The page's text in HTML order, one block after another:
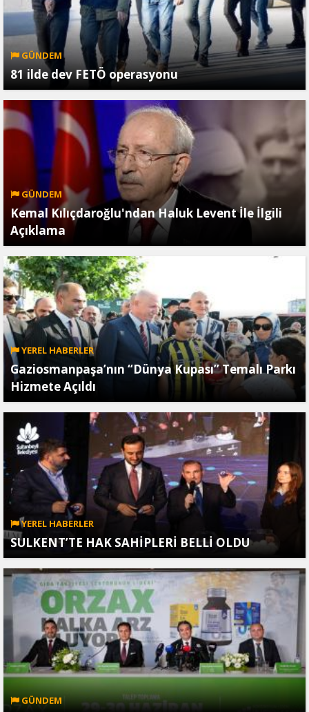
GÜNDEM
81 ilde dev FETÖ operasyonu
GÜNDEM
Kemal Kılıçdaroğlu'ndan Haluk Levent İle İlgili
Açıklama
YEREL HABERLER
Gaziosmanpaşa’nın “Dünya Kupası” Temalı Parkı
Hizmete Açıldı
YEREL HABERLER
SULKENT’TE HAK SAHİPLERİ BELLİ OLDU
GÜNDEM